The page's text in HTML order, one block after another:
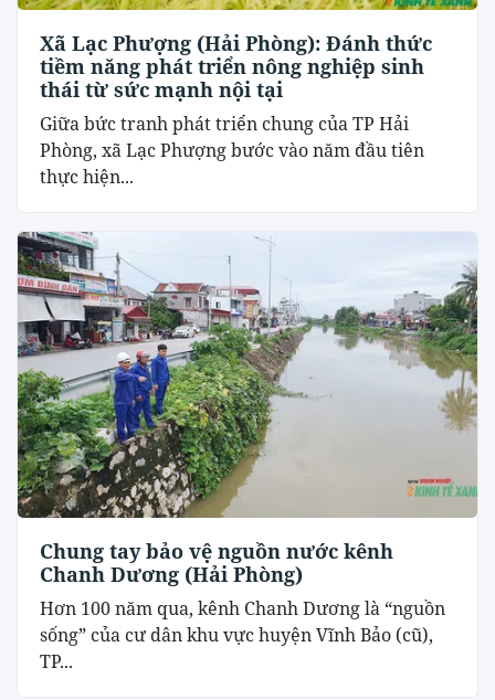
Xã Lạc Phượng (Hải Phòng): Đánh thức
tiềm năng phát triển nông nghiệp sinh
thái từ sức mạnh nội tại
​Giữa bức tranh phát triển chung của TP Hải
Phòng, xã Lạc Phượng bước vào năm đầu tiên
thực hiện...
Chung tay bảo vệ nguồn nước kênh
Chanh Dương (Hải Phòng)
Hơn 100 năm qua, kênh Chanh Dương là “nguồn
sống” của cư dân khu vực huyện Vĩnh Bảo (cũ),
TP...